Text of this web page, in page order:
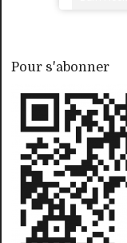
Pour s'abonner